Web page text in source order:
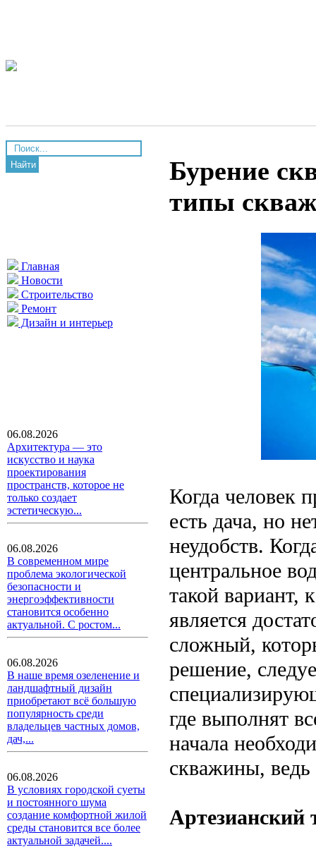
Найти
Главная
Новости
Строительство
Ремонт
Дизайн и интерьер
06.08.2026
Архитектура — это
искусство и наука
проектирования
пространств, которое не
только создает
эстетическую...
06.08.2026
В современном мире
проблема экологической
безопасности и
энергоэффективности
становится особенно
актуальной. С ростом...
06.08.2026
В наше время озеленение и
ландшафтный дизайн
приобретают всё большую
популярность среди
владельцев частных домов,
дач,...
06.08.2026
В условиях городской суеты
и постоянного шума
создание комфортной жилой
среды становится все более
актуальной задачей....
Бурение
типы
Когда человек
есть дача, но
неудобств.
центральное
такой вариант,
является
сложный,
решение,
где выполнят
начала
скважины,
Артезианский